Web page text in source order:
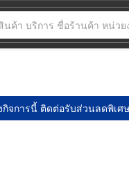
จการนี้ ติดต่อรับส่วนลดพิเศ